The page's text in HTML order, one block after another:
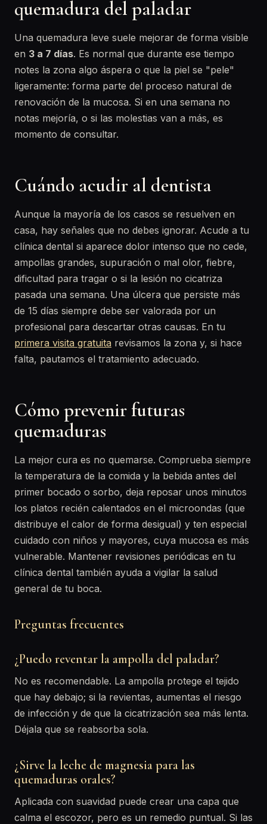
quemadura del paladar
Una quemadura leve suele mejorar de forma visible
en 3 a 7 días. Es normal que durante ese tiempo
notes la zona algo áspera o que la piel se "pele"
ligeramente: forma parte del proceso natural de
renovación de la mucosa. Si en una semana no
notas mejoría, o si las molestias van a más, es
momento de consultar.
Cuándo acudir al dentista
Aunque la mayoría de los casos se resuelven en
casa, hay señales que no debes ignorar. Acude a tu
clínica dental si aparece dolor intenso que no cede,
ampollas grandes, supuración o mal olor, fiebre,
dificultad para tragar o si la lesión no cicatriza
pasada una semana. Una úlcera que persiste más
de 15 días siempre debe ser valorada por un
profesional para descartar otras causas. En tu
primera visita gratuita revisamos la zona y, si hace
falta, pautamos el tratamiento adecuado.
Cómo prevenir futuras
quemaduras
La mejor cura es no quemarse. Comprueba siempre
la temperatura de la comida y la bebida antes del
primer bocado o sorbo, deja reposar unos minutos
los platos recién calentados en el microondas (que
distribuye el calor de forma desigual) y ten especial
cuidado con niños y mayores, cuya mucosa es más
vulnerable. Mantener revisiones periódicas en tu
clínica dental también ayuda a vigilar la salud
general de tu boca.
Preguntas frecuentes
¿Puedo reventar la ampolla del paladar?
No es recomendable. La ampolla protege el tejido
que hay debajo; si la revientas, aumentas el riesgo
de infección y de que la cicatrización sea más lenta.
Déjala que se reabsorba sola.
¿Sirve la leche de magnesia para las
quemaduras orales?
Aplicada con suavidad puede crear una capa que
calma el escozor, pero es un remedio puntual. Si las